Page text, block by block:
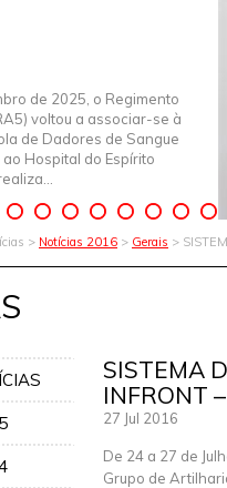
de 2025, o Regimento
voltou a associar-se à
de Dadores de Sangue
Hospital do Espírito
> Notícias 2016 > Gerais >
SISTEMA
INFRONT
27 Jul 2016
De 24 a 27 de
Grupo de